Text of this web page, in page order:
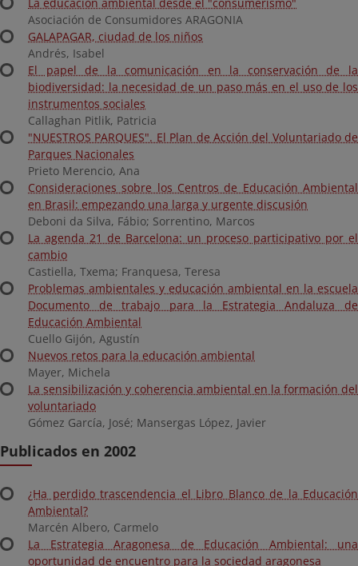
Asociación de Consumidores ARAGONIA
GALAPAGAR, ciudad de los niños
Andrés, Isabel
El papel de la comunicación en la conservación de la
biodiversidad: la necesidad de un paso más en el uso de los
instrumentos sociales
Callaghan Pitlik, Patricia
"NUESTROS PARQUES". El Plan de Acción del Voluntariado de
Parques Nacionales
Prieto Merencio, Ana
Consideraciones sobre los Centros de Educación Ambiental
en Brasil: empezando una larga y urgente discusión
Deboni da Silva, Fábio; Sorrentino, Marcos
La agenda 21 de Barcelona: un proceso participativo por el
cambio
Castiella, Txema; Franquesa, Teresa
Problemas ambientales y educación ambiental en la escuela
Documento de trabajo para la Estrategia Andaluza de
Educación Ambiental
Cuello Gijón, Agustín
Nuevos retos para la educación ambiental
Mayer, Michela
La sensibilización y coherencia ambiental en la formación del
voluntariado
Gómez García, José; Mansergas López, Javier
Publicados en 2002
¿Ha perdido trascendencia el Libro Blanco de la Educación
Ambiental?
Marcén Albero, Carmelo
La Estrategia Aragonesa de Educación Ambiental: una
oportunidad de encuentro para la sociedad aragonesa